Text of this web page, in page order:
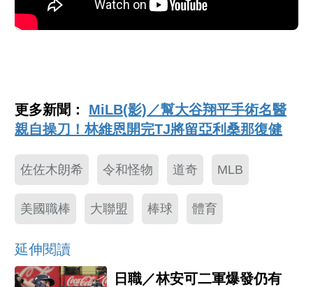
更多新聞： MiLB(影)／幫大谷翔平手術名醫
親自操刀！林維恩開完TJ將留亞利桑那復健
佐佐木朗希 令和怪物 道奇 MLB
美國職棒 大聯盟 棒球 體育
延伸閱讀
日職／林安可二軍爆發仍有